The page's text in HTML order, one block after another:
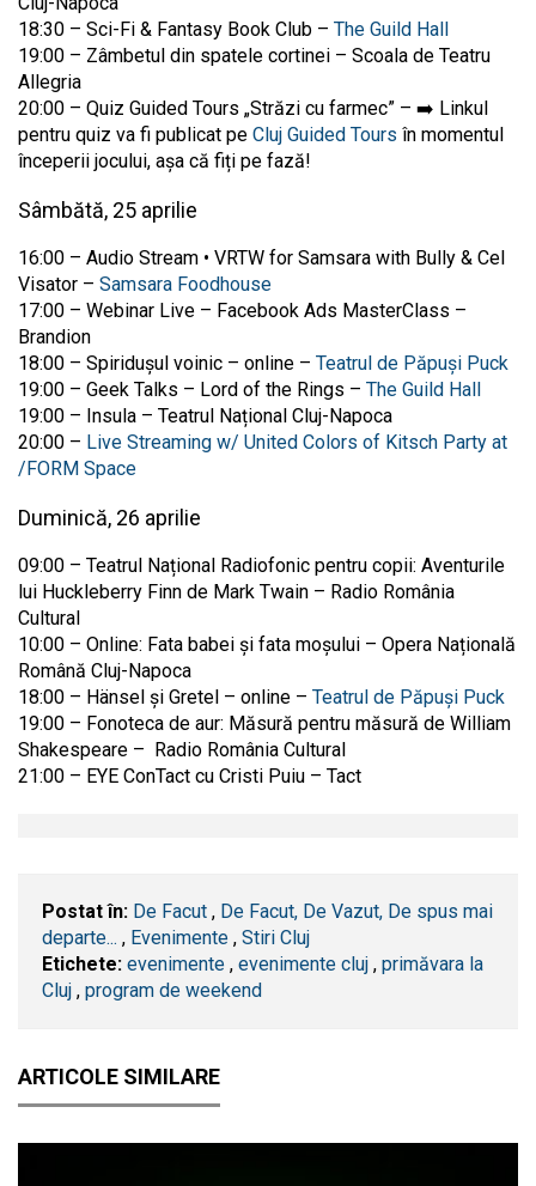
18:30 – Sci-Fi & Fantasy Book Club – The Guild Hall
19:00 – Zâmbetul din spatele cortinei – Scoala de Teatru
Allegria
20:00 – Quiz Guided Tours „Străzi cu farmec” – ➡️ Linkul
pentru quiz va fi publicat pe Cluj Guided Tours în momentul
începerii jocului, așa că fiți pe fază!
Sâmbătă, 25 aprilie
16:00 – Audio Stream • VRTW for Samsara with Bully & Cel
Visator – Samsara Foodhouse
17:00 – Webinar Live – Facebook Ads MasterClass –
Brandion
18:00 – Spiridușul voinic – online – Teatrul de Păpuși Puck
19:00 – Geek Talks – Lord of the Rings – The Guild Hall
19:00 – Insula – Teatrul Național Cluj-Napoca
20:00 – Live Streaming w/ United Colors of Kitsch Party at
/FORM Space
Duminică, 26 aprilie
09:00 – Teatrul Național Radiofonic pentru copii: Aventurile
lui Huckleberry Finn de Mark Twain – Radio România
Cultural
10:00 – Online: Fata babei și fata moșului – Opera Națională
Română Cluj-Napoca
18:00 – Hänsel și Gretel – online – Teatrul de Păpuși Puck
19:00 – Fonoteca de aur: Măsură pentru măsură de William
Shakespeare – Radio România Cultural
21:00 – EYE ConTact cu Cristi Puiu – Tact
Postat în: De Facut , De Facut, De Vazut, De spus mai
departe... , Evenimente , Stiri Cluj
Etichete: evenimente , evenimente cluj , primăvara la
Cluj , program de weekend
ARTICOLE SIMILARE